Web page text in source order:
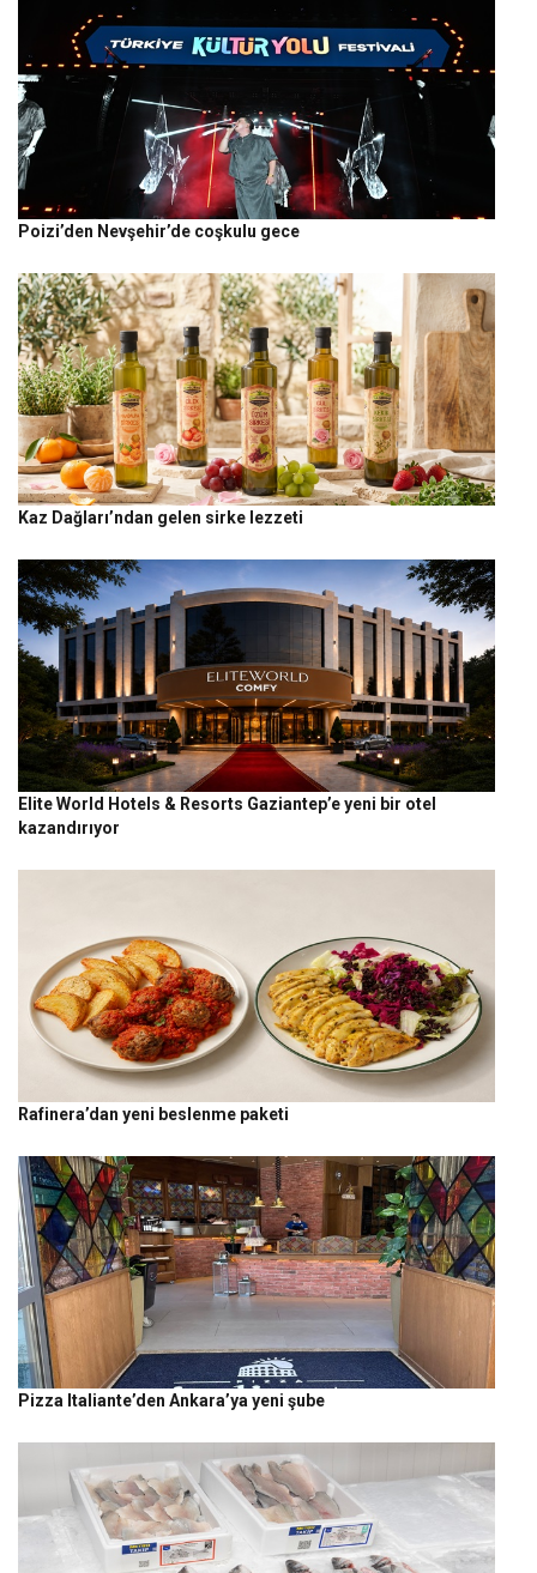
Poizi’den Nevşehir’de coşkulu gece
Kaz Dağları’ndan gelen sirke lezzeti
Elite World Hotels & Resorts Gaziantep’e yeni bir otel
kazandırıyor
Rafinera’dan yeni beslenme paketi
Pizza Italiante’den Ankara’ya yeni şube